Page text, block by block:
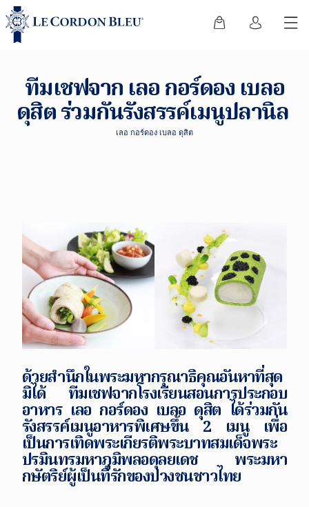
ทีมเชฟจาก เลอ กอร์ดอง เบลอ
ดุสิต ร่วมกันรังสรรค์เมนูปลานิล
เลอ กอร์ดอง เบลอ ดุสิต
ด้วยสำนึกในพระมหากรุณาธิคุณอันหาที่สุด
มิได้ ทีมเชฟจากโรงเรียนสอนการประกอบ
อาหาร เลอ กอร์ดอง เบลอ ดุสิต ได้ร่วมกัน
รังสรรค์เมนูอาหารพิเศษขึ้น 2 เมนู เพื่อ
เป็นการเทิดพระเกียรติพระบาทสมเด็จพระ
ปรมินทรมหาภูมิพลอดุลยเดช พระมหา
กษัตริย์ผู้เป็นที่รักของปวงชนชาวไทย